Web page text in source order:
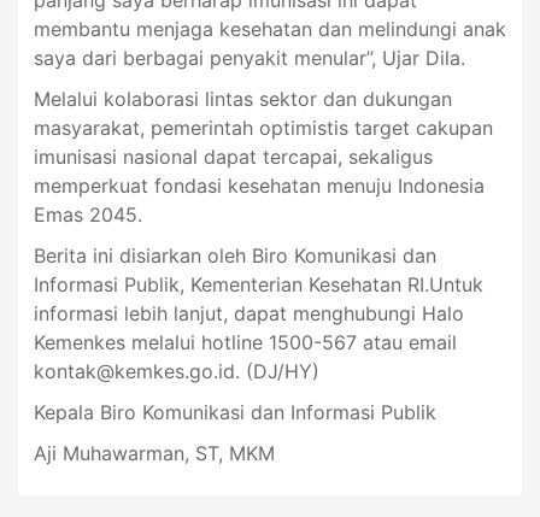
membantu menjaga kesehatan dan melindungi anak
saya dari berbagai penyakit menular”, Ujar Dila.
Melalui kolaborasi lintas sektor dan dukungan
masyarakat, pemerintah optimistis target cakupan
imunisasi nasional dapat tercapai, sekaligus
memperkuat fondasi kesehatan menuju Indonesia
Emas 2045.
Berita ini disiarkan oleh Biro Komunikasi dan
Informasi Publik, Kementerian Kesehatan RI.Untuk
informasi lebih lanjut, dapat menghubungi Halo
Kemenkes melalui hotline 1500-567 atau email
kontak@kemkes.go.id. (DJ/HY)
Kepala Biro Komunikasi dan Informasi Publik
Aji Muhawarman, ST, MKM